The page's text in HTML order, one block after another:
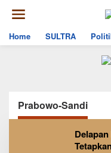
content
Home
SULTRA
Prabowo-Sandi